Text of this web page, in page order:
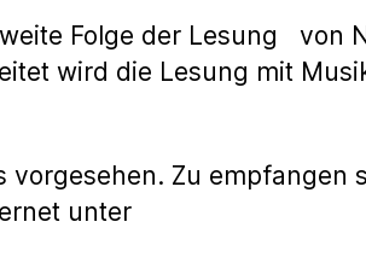
Folge der Lesung von
wird die Lesung mit
Zu empfangen
unter